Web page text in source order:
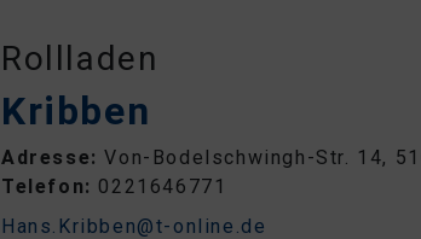
Rollladen
Kribben
Adresse:Von-Bodelschwingh-Str. 14,
Telefon: 0221646771
Hans.Kribben@t-online.de